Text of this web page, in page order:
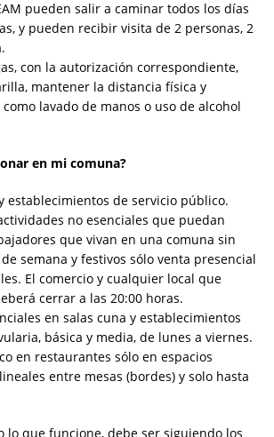
pueden salir a caminar todos los días
y pueden recibir visita de 2 personas, 2
con la autorización correspondiente,
mantener la distancia física y
lavado de manos o uso de alcohol
en mi comuna?
establecimientos de servicio público.
no esenciales que puedan
que vivan en una comuna sin
semana y festivos sólo venta presencial
El comercio y cualquier local que
cerrar a las 20:00 horas.
en salas cuna y establecimientos
básica y media, de lunes a viernes.
en restaurantes sólo en espacios
entre mesas (bordes) y solo hasta
lo que funcione, debe ser siguiendo los